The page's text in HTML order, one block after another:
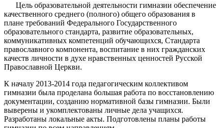
Цель образовательной деятельности гимназии обеспечение
качественного среднего (полного) общего образования в
плане требований Федерального Государственного
образовательного стандарта, развитие образовательных,
коммуникативных компетенций обучающихся, Стандарта
православного компонента, воспитание в них гражданских
качеств личности в духе нравственных ценностей Русской
Православной Церкви.
К началу 2013-2014 года педагогическим коллективом
гимназии была проделана большая работа по восстановлению
документации, созданию нормативной базы гимназии. Были
выверены и укомплектованы личные дела учащихся.
Разработаны локальные акты. Подготовлены планы работы